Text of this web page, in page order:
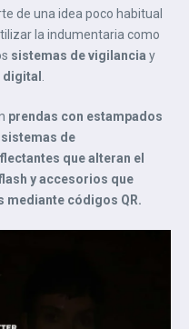
de una idea poco habitual
la indumentaria como
sistemas de vigilancia y
prendas con estampados
de
que alteran el
y accesorios que
códigos QR.